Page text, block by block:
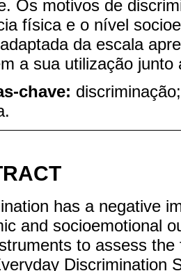
Os motivos de
física e o nível
da escala
a sua utilização
chave:
has a negative
and socioemotional
to assess
Discrimination